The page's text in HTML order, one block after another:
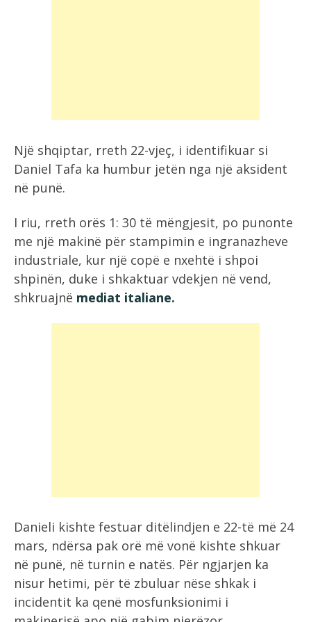
Një shqiptar, rreth 22-vjeç, i identifikuar si
Daniel Tafa ka humbur jetën nga një aksident
në punë.
I riu, rreth orës 1: 30 të mëngjesit, po punonte
me një makinë për stampimin e ingranazheve
industriale, kur një copë e nxehtë i shpoi
shpinën, duke i shkaktuar vdekjen në vend,
shkruajnë mediat italiane.
Danieli kishte festuar ditëlindjen e 22-të më 24
mars, ndërsa pak orë më vonë kishte shkuar
në punë, në turnin e natës. Për ngjarjen ka
nisur hetimi, për të zbuluar nëse shkak i
incidentit ka qenë mosfunksionimi i